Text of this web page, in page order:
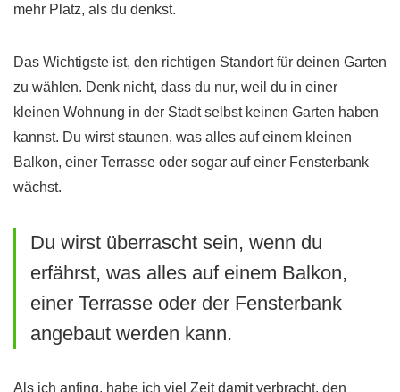
mehr Platz, als du denkst.
Das Wichtigste ist, den richtigen Standort für deinen Garten
zu wählen. Denk nicht, dass du nur, weil du in einer
kleinen Wohnung in der Stadt selbst keinen Garten haben
kannst. Du wirst staunen, was alles auf einem kleinen
Balkon, einer Terrasse oder sogar auf einer Fensterbank
wächst.
Du wirst überrascht sein, wenn du
erfährst, was alles auf einem Balkon,
einer Terrasse oder der Fensterbank
angebaut werden kann.
Als ich anfing, habe ich viel Zeit damit verbracht, den